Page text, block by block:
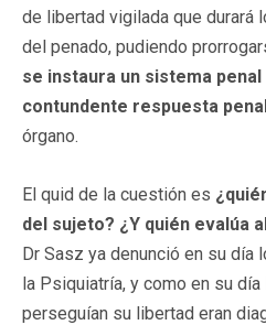
de libertad vigilada que durará
del penado, pudiendo
se instaura un sistema
contundente respuesta
órgano.
El quid de la cuestión es
del sujeto? ¿Y quién evalúa
Dr Sasz ya denunció en su día
la Psiquiatría, y como en su
perseguían su libertad eran